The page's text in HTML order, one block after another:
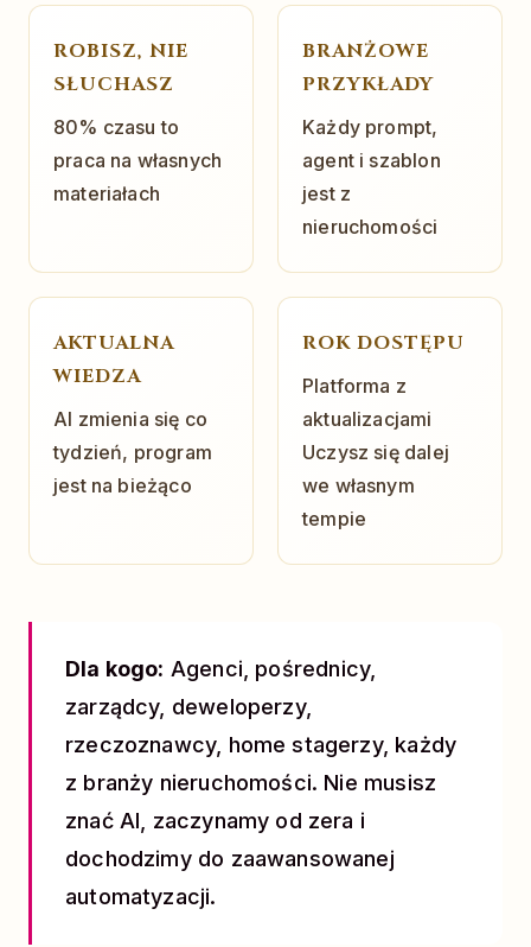
ROBISZ, NIE
SŁUCHASZ
80% czasu to
praca na własnych
materiałach
BRANŻOWE
PRZYKŁADY
Każdy prompt,
agent i szablon
jest z
nieruchomości
AKTUALNA
WIEDZA
AI zmienia się co
tydzień, program
jest na bieżąco
ROK DOSTĘPU
Platforma z
aktualizacjami
Uczysz się dalej
we własnym
tempie
Dla kogo: Agenci, pośrednicy,
zarządcy, deweloperzy,
rzeczoznawcy, home stagerzy, każdy
z branży nieruchomości. Nie musisz
znać AI, zaczynamy od zera i
dochodzimy do zaawansowanej
automatyzacji.